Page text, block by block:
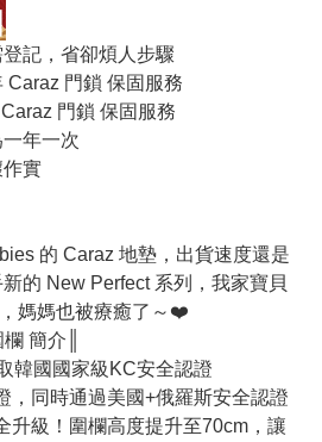
記，省卻煩人步驟
門鎖 保固服務
門鎖 保固服務
年一次
實
的 Caraz 地墊，出貨速度還是
的 New Perfect 系列，我家寶貝
媽媽也被療癒了～❤️
簡介║
韓國國家級KC安全認證
同時通過美國+俄羅斯安全認證
級！圍欄高度提升至70cm，讓